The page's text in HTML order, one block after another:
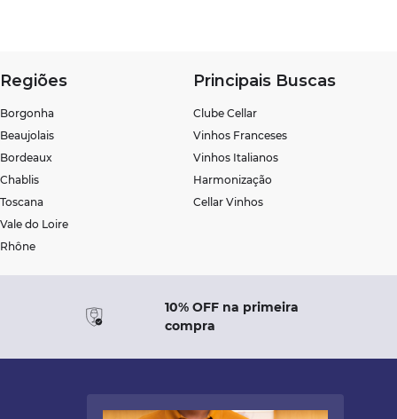
Regiões
Borgonha
Beaujolais
Bordeaux
Chablis
Toscana
Vale do Loire
Rhône
Principais Buscas
Clube Cellar
Vinhos Franceses
Vinhos Italianos
Harmonização
Cellar Vinhos
10% OFF na primeira
compra